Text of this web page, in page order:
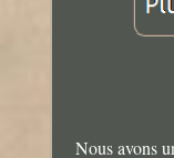
Nous avons